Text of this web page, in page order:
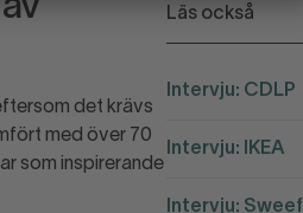
det krävs
med över 70
som inspirerande
Läs också
Intervju: CDLP
Intervju: IKEA
Intervju: Sweef